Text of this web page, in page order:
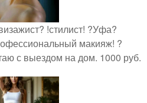
!стилист! ?Уфа?
макияж! ?
с выездом на дом. 1000 руб.